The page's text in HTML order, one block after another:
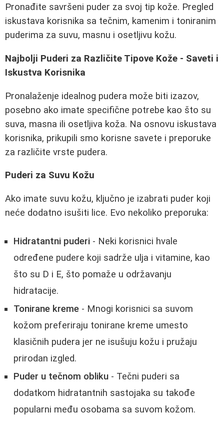
Pronađite savršeni puder za svoj tip kože. Pregled
iskustava korisnika sa tečnim, kamenim i toniranim
puderima za suvu, masnu i osetljivu kožu.
Najbolji Puderi za Različite Tipove Kože - Saveti i
Iskustva Korisnika
Pronalaženje idealnog pudera može biti izazov,
posebno ako imate specifične potrebe kao što su
suva, masna ili osetljiva koža. Na osnovu iskustava
korisnika, prikupili smo korisne savete i preporuke
za različite vrste pudera.
Puderi za Suvu Kožu
Ako imate suvu kožu, ključno je izabrati puder koji
neće dodatno isušiti lice. Evo nekoliko preporuka:
Hidratantni puderi - Neki korisnici hvale
određene pudere koji sadrže ulja i vitamine, kao
što su D i E, što pomaže u održavanju
hidratacije.
Tonirane kreme - Mnogi korisnici sa suvom
kožom preferiraju tonirane kreme umesto
klasičnih pudera jer ne isušuju kožu i pružaju
prirodan izgled.
Puder u tečnom obliku - Tečni puderi sa
dodatkom hidratantnih sastojaka su takođe
popularni među osobama sa suvom kožom.